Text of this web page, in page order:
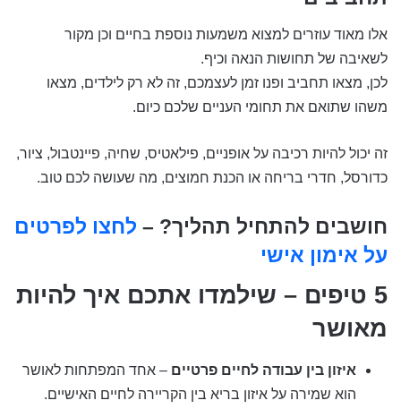
אלו מאוד עוזרים למצוא משמעות נוספת בחיים וכן מקור
לשאיבה של תחושות הנאה וכיף.
לכן, מצאו תחביב ופנו זמן לעצמכם, זה לא רק לילדים, מצאו
משהו שתואם את תחומי העניים שלכם כיום.
זה יכול להיות רכיבה על אופניים, פילאטיס, שחיה, פיינטבול, ציור,
כדורסל, חדרי בריחה או הכנת חמוצים, מה שעושה לכם טוב.
חושבים להתחיל תהליך? – לחצו לפרטים
על אימון אישי
5 טיפים – שילמדו אתכם איך להיות
מאושר
איזון בין עבודה לחיים פרטיים – אחד המפתחות לאושר
הוא שמירה על איזון בריא בין הקריירה לחיים האישיים.